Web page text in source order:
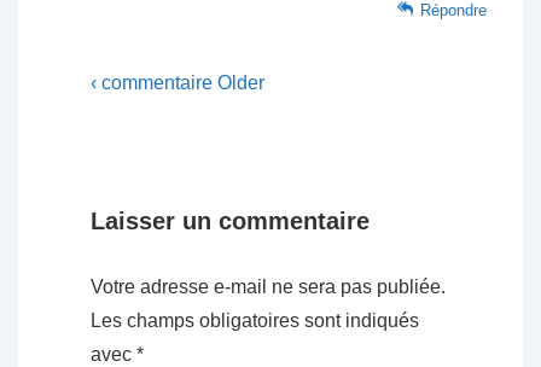
Répondre
‹ commentaire Older
Laisser un commentaire
Votre adresse e-mail ne sera pas publiée.
Les champs obligatoires sont indiqués
avec *